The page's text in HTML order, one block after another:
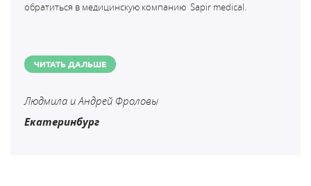
обратиться в медицинскую компанию Sapir medical.
ЧИТАТЬ ДАЛЬШЕ
Людмила и Андрей Фроловы
Екатеринбург